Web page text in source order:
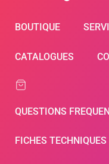
BOUTIQUE
CATALOGUES
QUESTIONS
FICHES TECHNIQUES